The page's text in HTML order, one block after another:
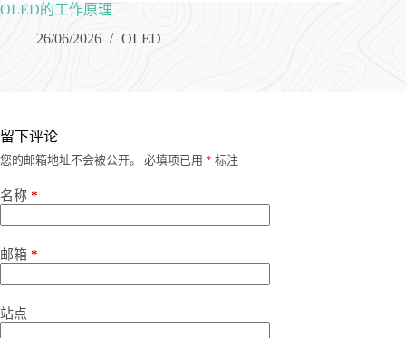
OLED的工作原理
26/06/2026
OLED
留下评论
您的邮箱地址不会被公开。 必填项已用 * 标注
名称 *
邮箱 *
站点